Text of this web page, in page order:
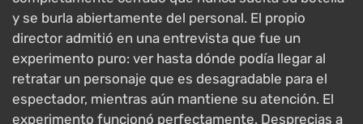
y se burla abiertamente del personal. El propio
director admitió en una entrevista que fue un
experimento puro: ver hasta dónde podía llegar al
retratar un personaje que es desagradable para el
espectador, mientras aún mantiene su atención. El
experimento funcionó perfectamente. Desprecias a